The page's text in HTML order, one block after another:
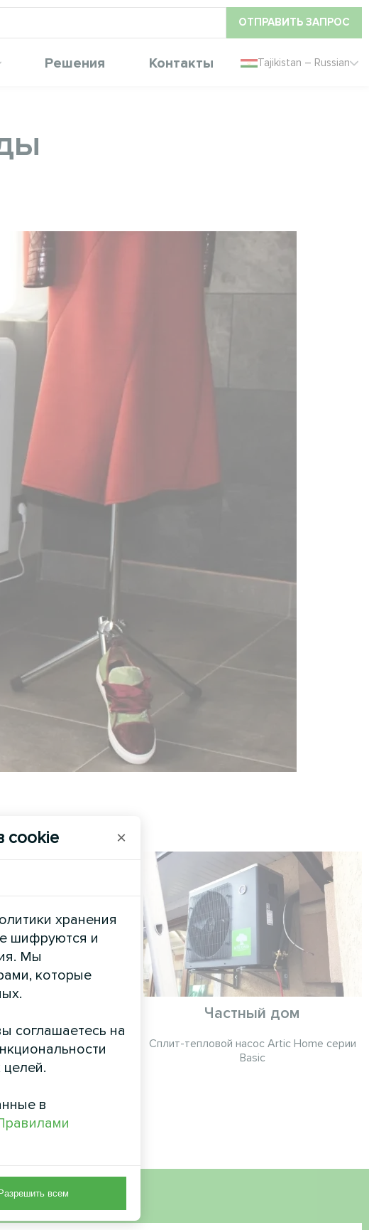
ОТПРАВИТЬ ЗАПРОС
Решения Контакты Tajikistan – Russian
оформление
серии Glass
Частный дом
Сплит-тепловой насос Artic Home серии
Basic
cookie ×
хранения
шифруются и
Мы
которые
соглашаетесь на
в
Разрешить всем